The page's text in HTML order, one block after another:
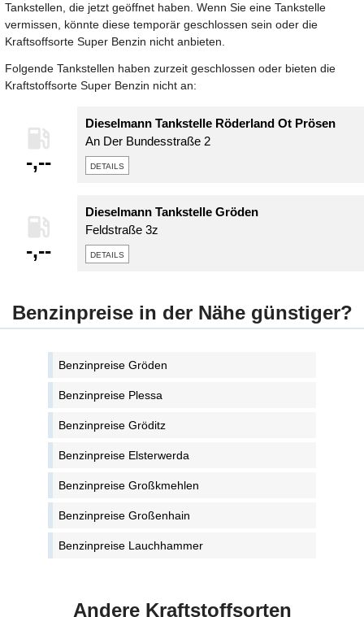
Tankstellen, die jetzt geöffnet haben. Wenn Sie eine Tankstelle
vermissen, könnte diese temporär geschlossen sein oder die
Kraftsoffsorte Super Benzin nicht anbieten.
Folgende Tankstellen haben zurzeit geschlossen oder bieten die
Kraftstoffsorte Super Benzin nicht an:
-,--
Dieselmann Tankstelle Röderland Ot Prösen
An Der Bundesstraße 2
details
-,--
Dieselmann Tankstelle Gröden
Feldstraße 3z
details
Benzinpreise in der Nähe günstiger?
Benzinpreise Gröden
Benzinpreise Plessa
Benzinpreise Gröditz
Benzinpreise Elsterwerda
Benzinpreise Großkmehlen
Benzinpreise Großenhain
Benzinpreise Lauchhammer
Andere Kraftstoffsorten